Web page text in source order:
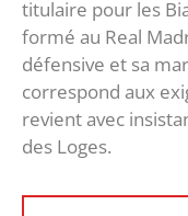
titulaire pour les
formé au Real
défensive et sa
correspond aux
revient avec
des Loges.